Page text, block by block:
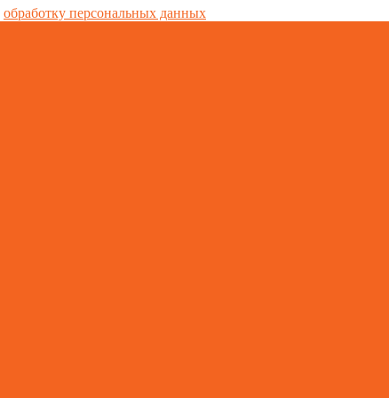
обработку персональных данных